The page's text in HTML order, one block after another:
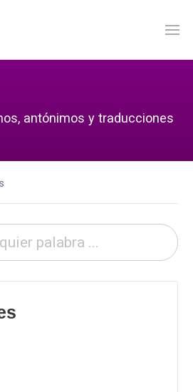
antónimos y traducciones